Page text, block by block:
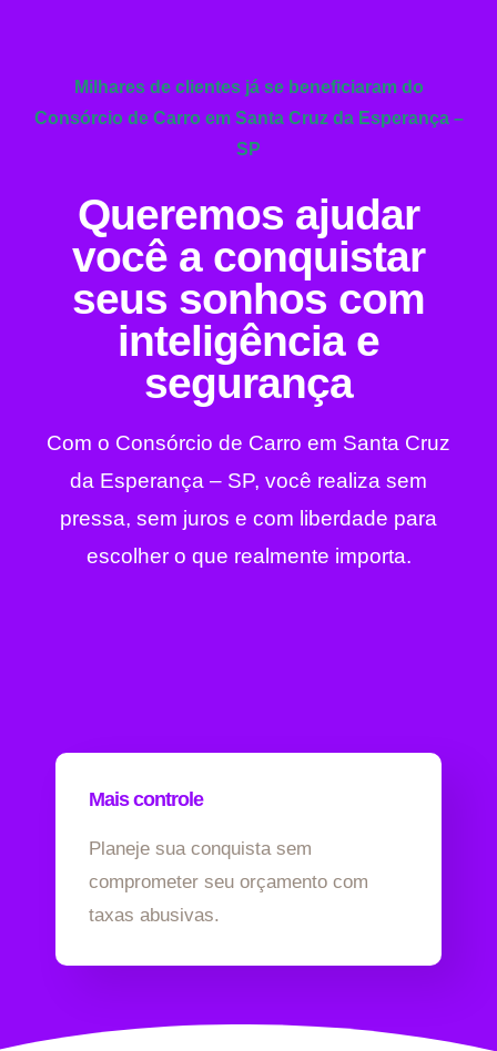
Milhares de clientes já se beneficiaram do
Consórcio de Carro em Santa Cruz da Esperança –
SP
Queremos ajudar
você a conquistar
seus sonhos com
inteligência e
segurança
Com o Consórcio de Carro em Santa Cruz
da Esperança – SP, você realiza sem
pressa, sem juros e com liberdade para
escolher o que realmente importa.
Mais controle
Planeje sua conquista sem
comprometer seu orçamento com
taxas abusivas.